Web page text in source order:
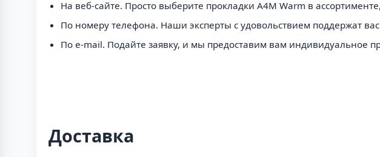
На веб-сайте. Просто выберите прокладки A4M Warm в
По номеру телефона. Наши эксперты с удовольствием поддержат
По e-mail. Подайте заявку, и мы предоставим вам индивидуальное
Доставка